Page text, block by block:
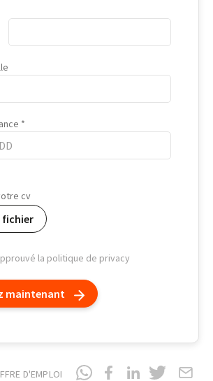
Cell Phone
cv
fichier
la politique de privacy
maintenant
D'EMPLOI